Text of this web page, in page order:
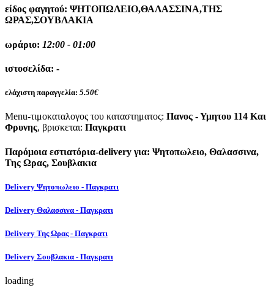
είδος φαγητού: ΨΗΤΟΠΩΛΕΙΟ,ΘΑΛΑΣΣΙΝΑ,ΤΗΣ
ΩΡΑΣ,ΣΟΥΒΛΑΚΙΑ
ωράριο: 12:00 - 01:00
ιστοσελίδα: -
ελάχιστη παραγγελία: 5.50€
Menu-τιμοκαταλογος του καταστηματος: Πανος - Υμητου 114 Και
Φρυνης, βρισκεται: Παγκρατι
Παρόμοια εστιατόρια-delivery για: Ψητοπωλειο, Θαλασσινα,
Της Ωρας, Σουβλακια
Delivery Ψητοπωλειο - Παγκρατι
Delivery Θαλασσινα - Παγκρατι
Delivery Της Ωρας - Παγκρατι
Delivery Σουβλακια - Παγκρατι
loading